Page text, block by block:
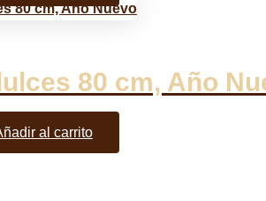
80 cm, Año
al carrito